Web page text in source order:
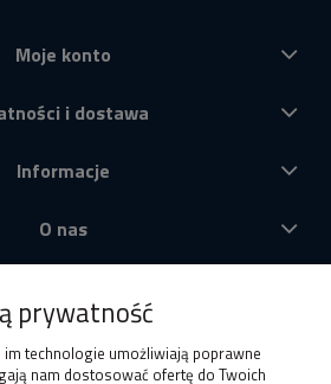
Moje konto
i dostawa
Informacje
O nas
prywatność
technologie umożliwiają poprawne
nam dostosować ofertę do Twoich